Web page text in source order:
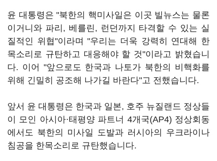
윤 대통령은 "북한의 핵미사일은 이곳 빌뉴스는 물론
이거니와 파리, 베를린, 런던까지 타격할 수 있는 실
질적인 위협"이라며 "우리는 더욱 강력히 연대해 한
목소리로 규탄하고 대응해야 할 것"이라고 밝혔습니
다. 이어 "앞으로도 한국과 나토가 북한의 비핵화를
위해 긴밀히 공조해 나가길 바란다"고 전했습니다.
앞서 윤 대통령은 한국과 일본, 호주 뉴질랜드 정상들
이 모인 아시아·태평양 파트너 4개국(AP4) 정상회동
에서도 북한의 미사일 도발과 러시아의 우크라이나
침공을 한목소리로 규탄했습니다.